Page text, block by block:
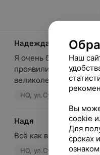
Надежда
Я очень благодарна
проявили в процессе
великолепный.
HQ, ул.Сурганова, 62
Надя
Всё как всегда
HQ, ул.Сурганова, 62
Наш
Вы
cookie
Для
сроках